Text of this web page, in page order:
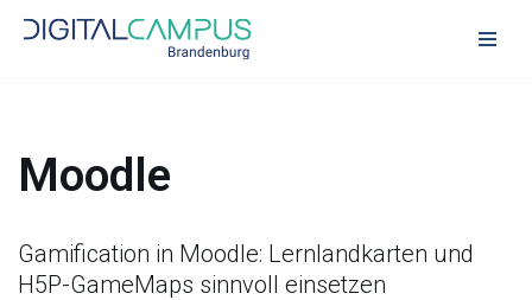
Moodle
Gamification in Moodle: Lernlandkarten und
H5P-GameMaps sinnvoll einsetzen